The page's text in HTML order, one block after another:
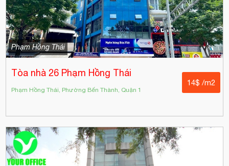
Phạm Hồng Thái
Tòa nhà 26 Phạm Hồng Thái
Phạm Hồng Thái, Phường Bến Thành, Quận 1
14$ /m2